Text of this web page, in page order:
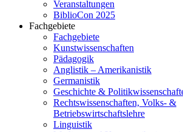
Veranstaltungen
BiblioCon 2025
Fachgebiete
Fachgebiete
Kunstwissenschaften
Pädagogik
Anglistik – Amerikanistik
Germanistik
Geschichte &
Rechtswissenschaften, Volks- &
Betriebswirtschaftslehre
Linguistik